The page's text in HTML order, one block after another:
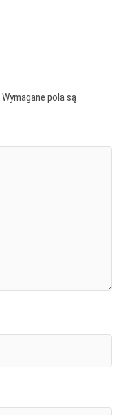
Wymagane pola są